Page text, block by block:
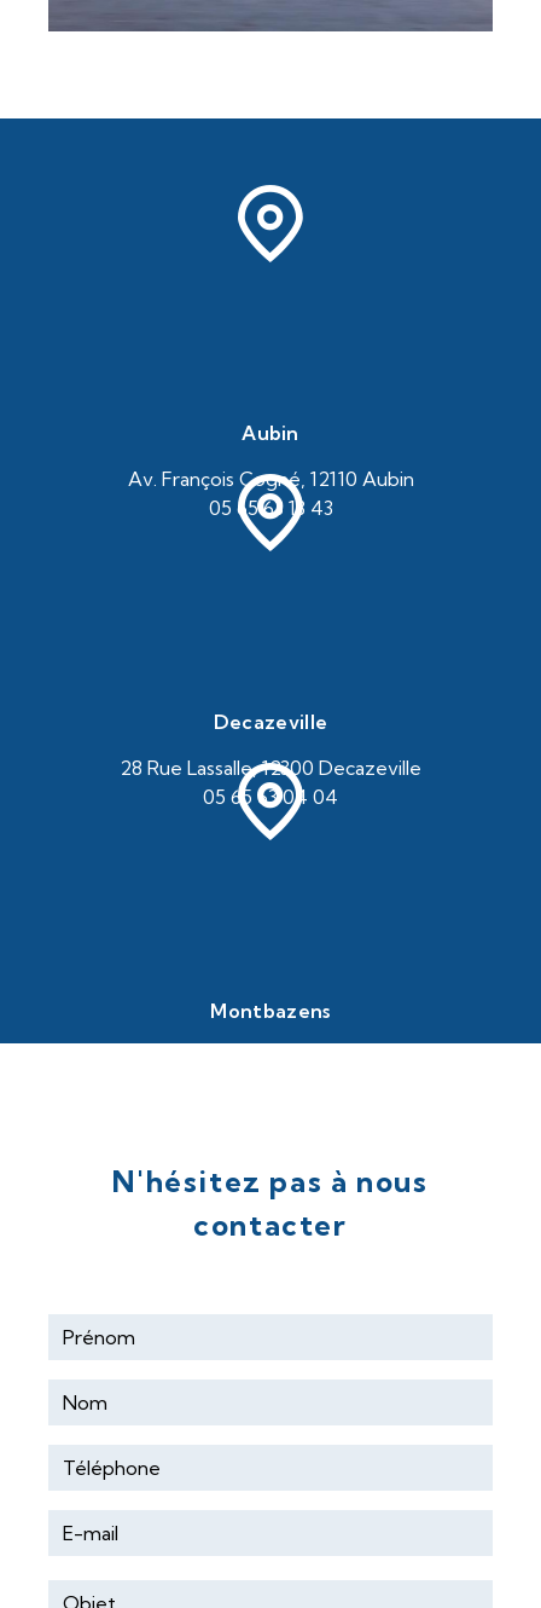
Aubin
Av. François Cogné, 12110 Aubin
05 65 63 13 43
Decazeville
28 Rue Lassalle, 12300 Decazeville
05 65 63 04 04
Montbazens
N'hésitez pas à nous
contacter